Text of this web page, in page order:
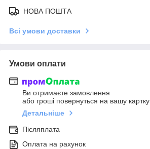
НОВА ПОШТА
Всі умови доставки
Умови оплати
Ви отримаєте замовлення
або гроші повернуться на вашу картку
Детальніше
Післяплата
Оплата на рахунок